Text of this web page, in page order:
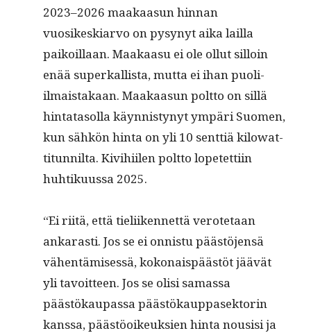
2023–2026 maakaa­sun hin­nan
vuosikeskiar­vo on pysynyt aika lail­la
paikoil­laan. Maakaa­su ei ole ollut sil­loin
enää superkallista, mut­ta ei ihan puoli-
ilmais­takaan. Maakaa­sun polt­to on sil­lä
hin­tata­sol­la käyn­nistynyt ympäri Suomen,
kun sähkön hin­ta on yli 10 sent­tiä kilo­wat­
ti­tun­nil­ta. Kivi­hi­ilen polt­to lopetet­ti­in
huhtiku­us­sa 2025.
“Ei riitä, että tieli­iken­net­tä verote­taan
ankarasti. Jos se ei onnis­tu päästö­jen­sä
vähen­tämisessä, kokon­ais­päästöt jäävät
yli tavoit­teen. Jos se olisi samas­sa
päästökau­pas­sa päästökaup­pasek­torin
kanssa, päästöoikeuk­sien hin­ta nousisi ja